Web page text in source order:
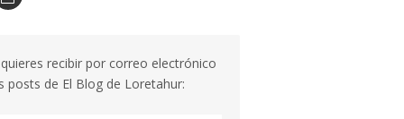
recibir por correo electrónico
posts de El Blog de Loretahur: